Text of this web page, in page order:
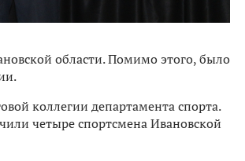
области. Помимо этого, было
коллегии департамента спорта.
четыре спортсмена Ивановской